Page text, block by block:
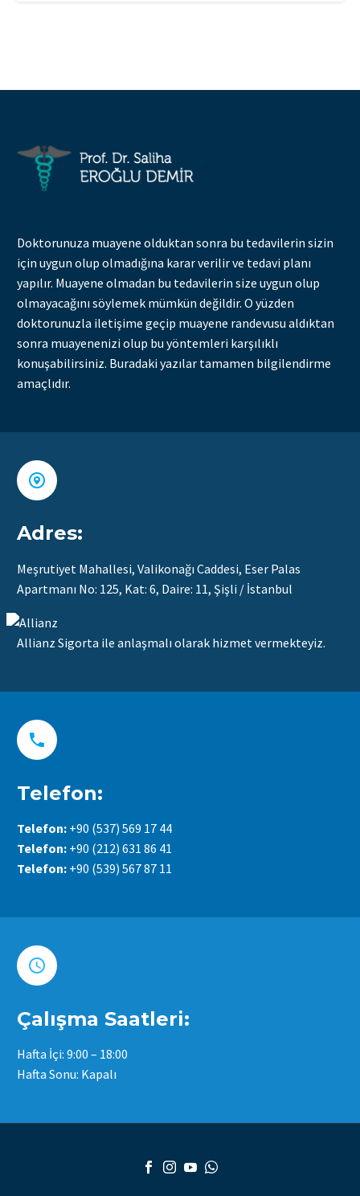
Doktorunuza muayene olduktan sonra bu tedavilerin sizin
için uygun olup olmadığına karar verilir ve tedavi planı
yapılır. Muayene olmadan bu tedavilerin size uygun olup
olmayacağını söylemek mümkün değildir. O yüzden
doktorunuzla iletişime geçip muayene randevusu aldıktan
sonra muayenenizi olup bu yöntemleri karşılıklı
konuşabilirsiniz. Buradaki yazılar tamamen bilgilendirme
amaçlıdır.


Adres:
Meşrutiyet Mahallesi, Valikonağı Caddesi, Eser Palas
Apartmanı No: 125, Kat: 6, Daire: 11, Şişli / İstanbul
Allianz Sigorta ile anlaşmalı olarak hizmet vermekteyiz.


Telefon:
Telefon: +90 (537) 569 17 44
Telefon: +90 (212) 631 86 41
Telefon: +90 (539) 567 87 11


Çalışma Saatleri:
Hafta İçi: 9:00 – 18:00
Hafta Sonu: Kapalı